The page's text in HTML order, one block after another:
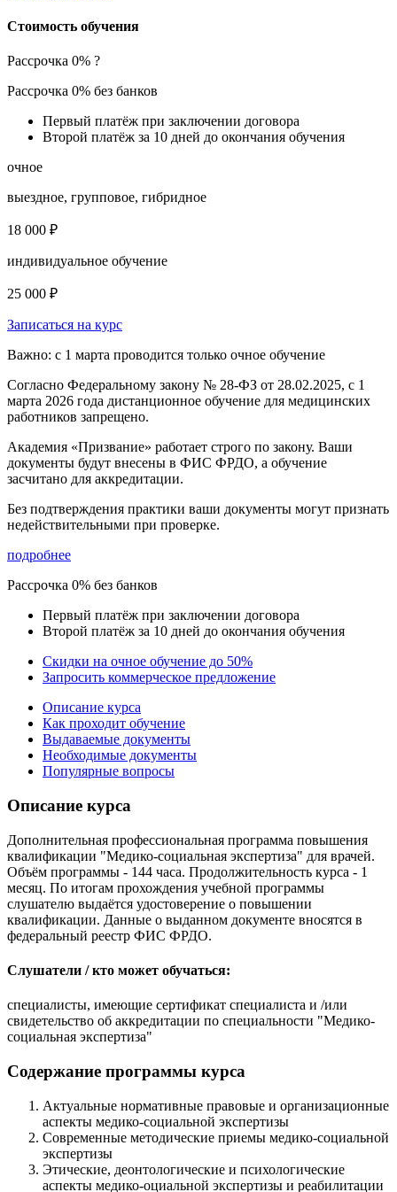
Стоимость обучения
Рассрочка 0% ?
Рассрочка 0% без банков
Первый платёж при заключении договора
Второй платёж за 10 дней до окончания обучения
очное
выездное, групповое, гибридное
18 000 ₽
индивидуальное обучение
25 000 ₽
Записаться на курс
Важно: с 1 марта проводится только очное обучение
Согласно Федеральному закону № 28-ФЗ от 28.02.2025, с 1
марта 2026 года дистанционное обучение для медицинских
работников запрещено.
Академия «Призвание» работает строго по закону. Ваши
документы будут внесены в ФИС ФРДО, а обучение
засчитано для аккредитации.
Без подтверждения практики ваши документы могут признать
недействительными при проверке.
подробнее
Рассрочка 0% без банков
Первый платёж при заключении договора
Второй платёж за 10 дней до окончания обучения
Скидки на очное обучение до 50%
Запросить коммерческое предложение
Описание курса
Как проходит обучение
Выдаваемые документы
Необходимые документы
Популярные вопросы
Описание курса
Дополнительная профессиональная программа повышения
квалификации "Медико-социальная экспертиза" для врачей.
Объём программы - 144 часа. Продолжительность курса - 1
месяц. По итогам прохождения учебной программы
слушателю выдаётся удостоверение о повышении
квалификации. Данные о выданном документе вносятся в
федеральный реестр ФИС ФРДО.
Слушатели / кто может обучаться:
специалисты, имеющие сертификат специалиста и /или
свидетельство об аккредитации по специальности "Медико-
социальная экспертиза"
Содержание программы курса
Актуальные нормативные правовые и организационные
аспекты медико-социальной экспертизы
Современные методические приемы медико-социальной
экспертизы
Этические, деонтологические и психологические
аспекты медико-оциальной экспертизы и реабилитации